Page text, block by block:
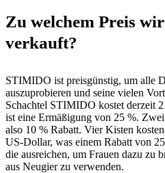
Zu welchem ​​Preis
verkauft?
STIMIDO ist preisgünstig, um alle
auszuprobieren und seine vielen
Schachtel STIMIDO kostet derzeit
ist eine Ermäßigung von 25 %.
also 10 % Rabatt. Vier Kisten
US-Dollar, was einem Rabatt von
die ausreichen, um Frauen dazu zu
aus Neugier zu verwenden.